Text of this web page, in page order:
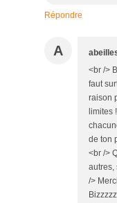
Répondre
A
<br />
faut
raison
limites
de ton
<br />
autres,
/>